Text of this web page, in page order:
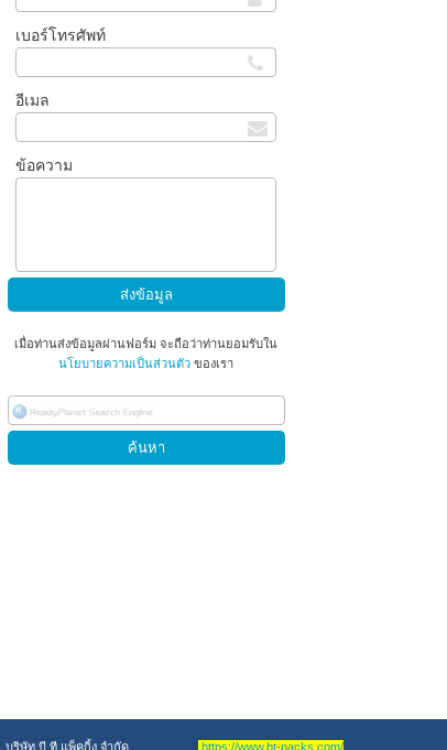
เบอร์โทรศัพท์
อีเมล
ข้อความ
เมื่อท่านส่งข้อมูลผ่านฟอร์ม จะถือว่าท่านยอมรับใน
นโยบายความเป็นส่วนตัวของเรา
บริษัท บี ที แพ็คกิ้ง จำกัด https://www.bt-packs.com/